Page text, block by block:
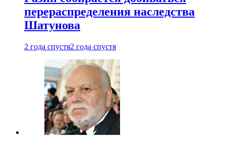
перераспределения наследства
Шатунова
2 года спустя2 года спустя